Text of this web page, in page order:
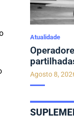
Atualidade
Agosto 8,